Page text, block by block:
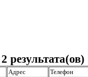
результата(ов)
Адрес Телефон